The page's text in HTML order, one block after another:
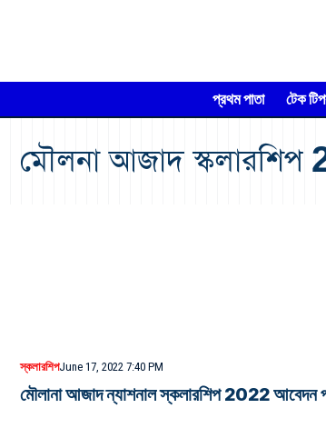
প্রথম পাতা টেক
মৌলনা আজাদ
স্কলারশিপJune 17, 2022 7:40 PM
মৌলানা আজাদ ন্যাশনাল স্কলারশিপ 2022 আবেদন